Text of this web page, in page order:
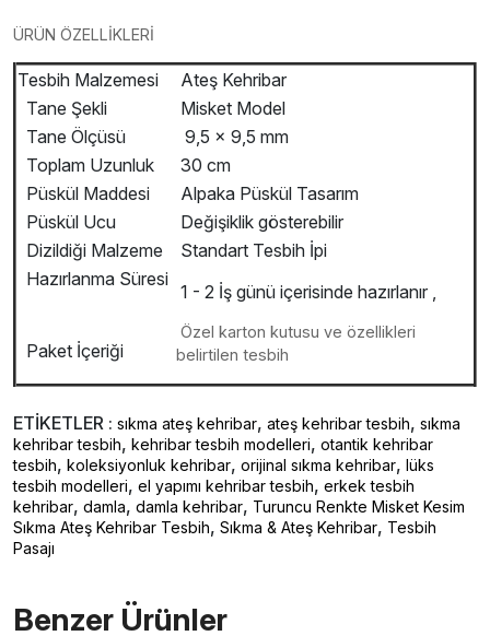
ÜRÜN ÖZELLİKLERİ
Tesbih Malzemesi
Ateş Kehribar
Tane Şekli
Misket Model
Tane Ölçüsü
9,5 x 9,5 mm
Toplam Uzunluk
30 cm
Püskül Maddesi
Alpaka Püskül Tasarım
Püskül Ucu
Değişiklik gösterebilir
Dizildiği Malzeme
Standart Tesbih İpi
Hazırlanma Süresi
1 - 2 İş günü içerisinde hazırlanır ,
Paket İçeriği
Özel karton kutusu ve özellikleri
belirtilen tesbih
ETİKETLER : sıkma ateş kehribar, ateş kehribar tesbih, sıkma
kehribar tesbih, kehribar tesbih modelleri, otantik kehribar
tesbih, koleksiyonluk kehribar, orijinal sıkma kehribar, lüks
tesbih modelleri, el yapımı kehribar tesbih, erkek tesbih
kehribar, damla, damla kehribar, Turuncu Renkte Misket Kesim
Sıkma Ateş Kehribar Tesbih, Sıkma & Ateş Kehribar, Tesbih
Pasajı
Benzer Ürünler ️